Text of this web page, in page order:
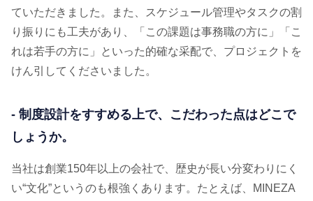
ていただきました。また、スケジュール管理やタスクの割
り振りにも工夫があり、「この課題は事務職の方に」「こ
れは若手の方に」といった的確な采配で、プロジェクトを
けん引してくださいました。
- 制度設計をすすめる上で、こだわった点はどこで
しょうか。
当社は創業150年以上の会社で、歴史が長い分変わりにく
い“文化”というのも根強くあります。たとえば、MINEZA